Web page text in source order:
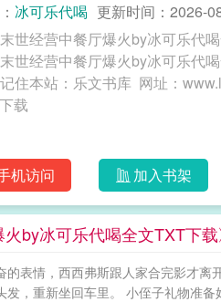
冰可乐代喝 更新时间：2026-
世经营中餐厅爆火by冰可乐代
世经营中餐厅爆火by冰可乐代
站：乐文书库 网址：www.lewenshuku.cc 我在末世经营
载
机访问 加入书架
火by冰可乐代喝全文TXT下
表情，西西弗斯跟人家合完影才
，重新坐回车里。 小侄子礼物准